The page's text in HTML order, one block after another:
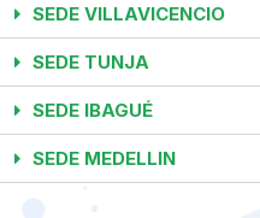
SEDE VILLAVICENCIO
SEDE TUNJA
SEDE IBAGUÉ
SEDE MEDELLIN